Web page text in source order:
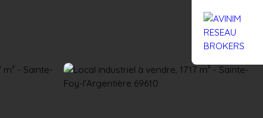
Rejoignez-nous Actualités Nous contacter